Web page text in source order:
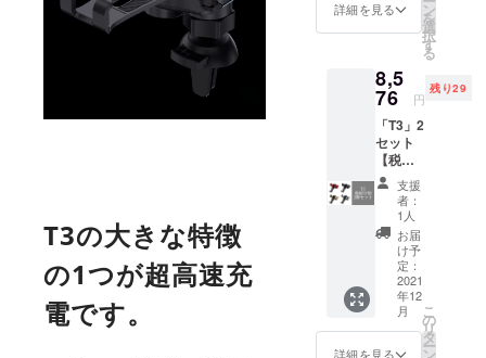
T3の大きな特徴
の1つが超高速充
電です。
上の都
が遅れ
る場合
があり
ます。
ン・仕
様は変
更にな
性もご
ざいま
す。ご
了承く
ださ
い。 ※
ご注文
状況、
使用部
材の供
給状
況、製
造工程
上の都
合等に
より出
荷時期
詳細を見る ン
を
選
択
す
る
8,5
76 円
残り29
「T3」2
セット
【税・
送料
込】 30
名様限
定価
格！
【一般
販売予
定価格
12800
円から
支援
者：
1人
お届
け予
定：
2021
年12
月
詳細を見る
こ
の
リ
タ
ー